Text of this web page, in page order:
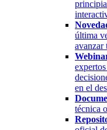
última
avanzar
en el
técnica